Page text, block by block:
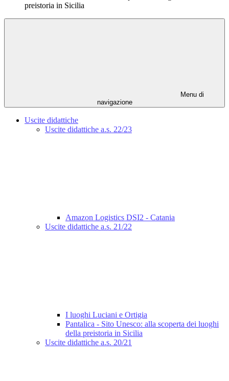
preistoria in Sicilia
Menu di
navigazione
Uscite didattiche
Uscite didattiche a.s. 22/23
Amazon Logistics DSI2 - Catania
Uscite didattiche a.s. 21/22
I luoghi Luciani e Ortigia
Pantalica - Sito Unesco: alla scoperta dei luoghi
della preistoria in Sicilia
Uscite didattiche a.s. 20/21